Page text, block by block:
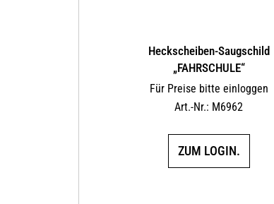
Heckscheiben-Saugschild
„FAHRSCHULE“
Für Preise bitte einloggen
Art.-Nr.: M6962
ZUM LOGIN.